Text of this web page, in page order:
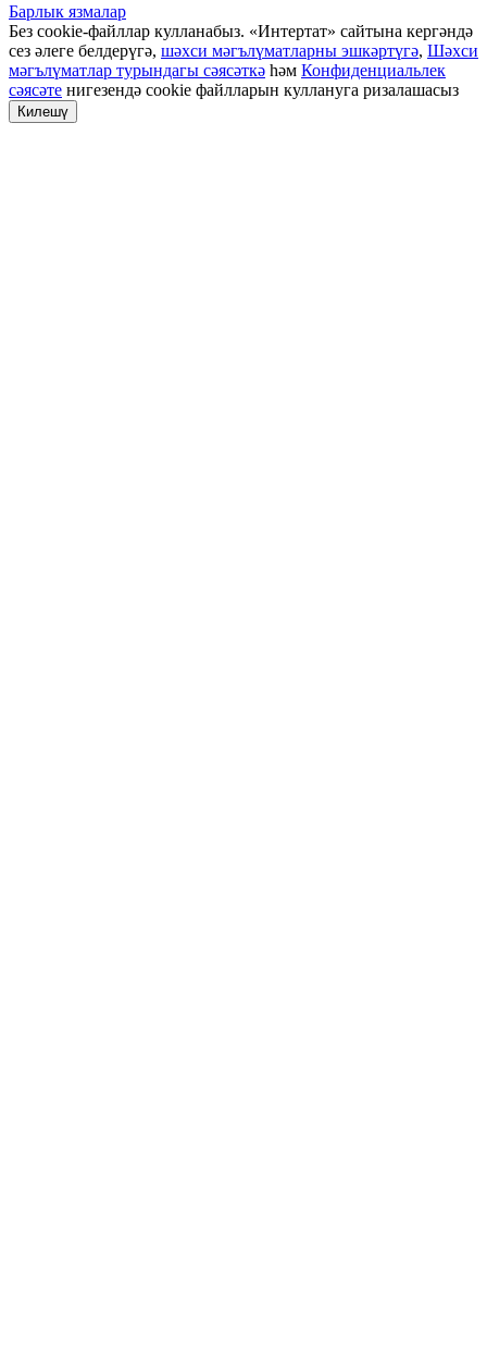
Барлык язмалар
Без cookie-файллар кулланабыз. «Интертат» сайтына кергәндә
сез әлеге белдерүгә, шәхси мәгълүматларны эшкәртүгә, Шәхси
мәгълүматлар турындагы сәясәткә һәм Конфиденциальлек
сәясәте нигезендә cookie файлларын куллануга ризалашасыз
Килешү